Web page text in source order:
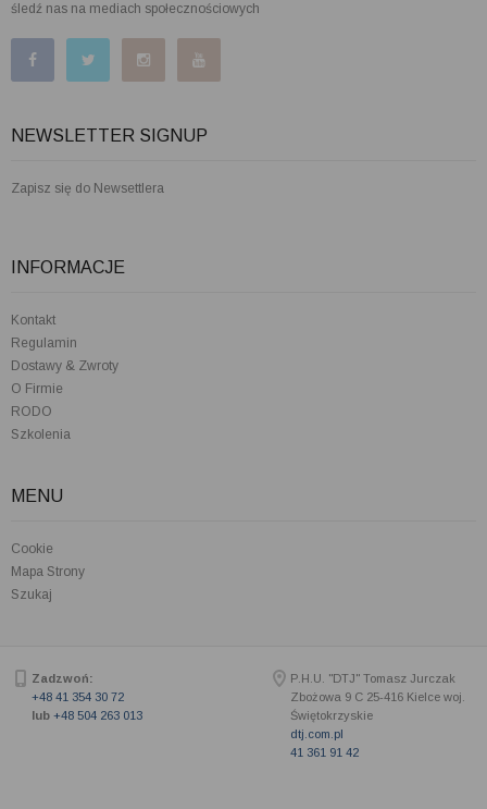
śledź nas na mediach społecznościowych
NEWSLETTER SIGNUP
Zapisz się do Newsettlera
INFORMACJE
Kontakt
Regulamin
Dostawy & Zwroty
O Firmie
RODO
Szkolenia
MENU
Cookie
Mapa Strony
Szukaj
Zadzwoń:
+48 41 354 30 72
lub +48 504 263 013
P.H.U. "DTJ" Tomasz Jurczak
Zbożowa 9 C 25-416 Kielce woj.
Świętokrzyskie
dtj.com.pl
41 361 91 42